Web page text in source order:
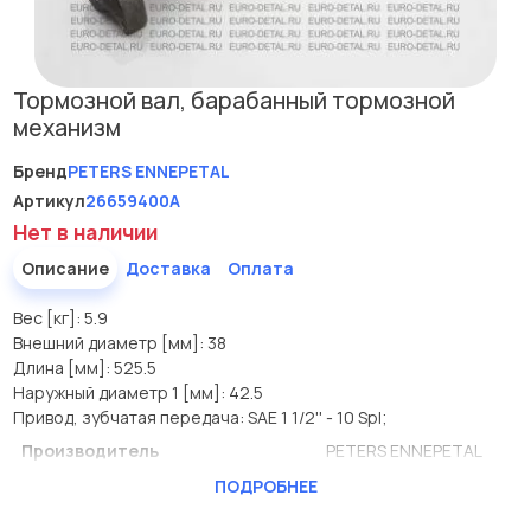
Тормозной вал, барабанный тормозной
механизм
БрендPETERS ENNEPETAL
Артикул26659400A
Нет в наличии
Описание Доставка Оплата
Вес [кг]: 5.9
Внешний диаметр [мм]: 38
Длина [мм]: 525.5
Наружный диаметр 1 [мм]: 42.5
Привод, зубчатая передача: SAE 1 1/2'' - 10 Spl;
Производитель
PETERS ENNEPETAL
ПОДРОБНЕЕ